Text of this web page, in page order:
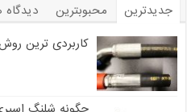
جدیدترین محبوبترین دیدگاه
کاربردی ترین